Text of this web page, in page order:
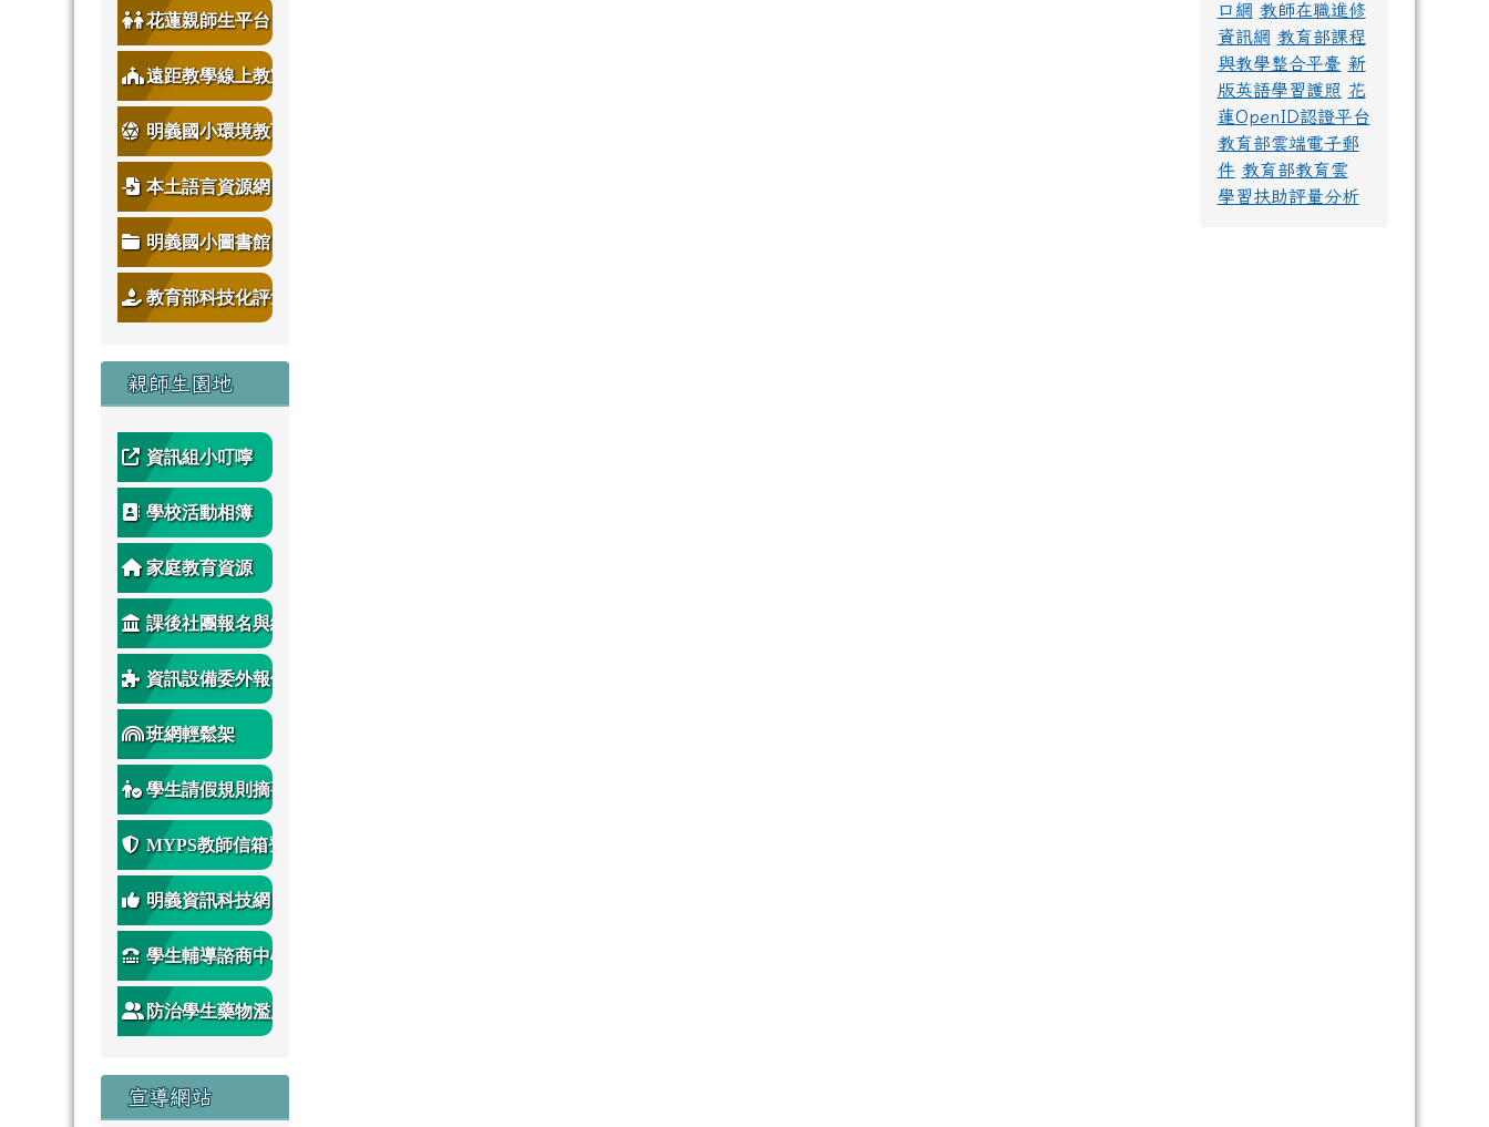
花蓮親師生平台
遠距教學線上教室
明義國小環境教育
本土語言資源網
明義國小圖書館
教育部科技化評量
親師生園地
資訊組小叮嚀
學校活動相簿
家庭教育資源
課後社團報名與繳
費
資訊設備委外報修
班網輕鬆架
學生請假規則摘要
MYPS教師信箱登
入
明義資訊科技網
學生輔導諮商中心
防治學生藥物濫用
宣導網站
口網 教師在職進修
資訊網 教育部課程
與教學整合平臺 新
版英語學習護照 花
蓮OpenID認證平台
教育部雲端電子郵
件 教育部教育雲
學習扶助評量分析